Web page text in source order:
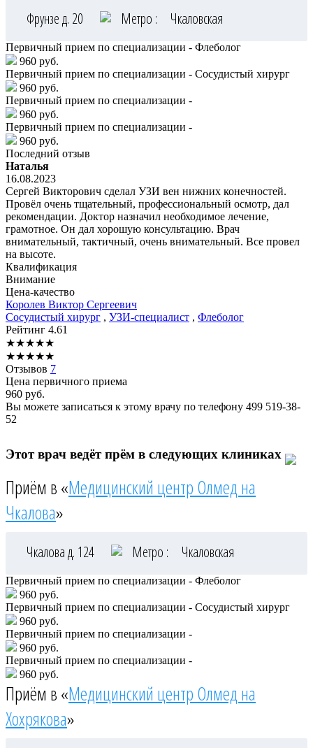
Фрунзе д. 20 Метро : Чкаловская
Первичный прием по специализации - Флеболог
960 руб.
Первичный прием по специализации - Сосудистый хирург
960 руб.
Первичный прием по специализации -
960 руб.
Первичный прием по специализации -
960 руб.
Последний отзыв
Наталья
16.08.2023
Сергей Викторович сделал УЗИ вен нижних конечностей.
Провёл очень тщательный, профессиональный осмотр, дал
рекомендации. Доктор назначил необходимое лечение,
грамотное. Он дал хорошую консультацию. Врач
внимательный, тактичный, очень внимательный. Все провел
на высоте.
Квалификация
Внимание
Цена-качество
Королев Виктор Сергеевич
Сосудистый хирург , УЗИ-специалист , Флеболог
Рейтинг 4.61
★★★★★
★★★★★
Отзывов 7
Цена первичного приема
960 руб.
Вы можете записаться к этому врачу по телефону 499 519-38-
52
Этот врач ведёт прём в следующих клиниках
Приём в «Медицинский центр Олмед на
Чкалова»
Чкалова д. 124 Метро : Чкаловская
Первичный прием по специализации - Флеболог
960 руб.
Первичный прием по специализации - Сосудистый хирург
960 руб.
Первичный прием по специализации -
960 руб.
Первичный прием по специализации -
960 руб.
Приём в «Медицинский центр Олмед на
Хохрякова»